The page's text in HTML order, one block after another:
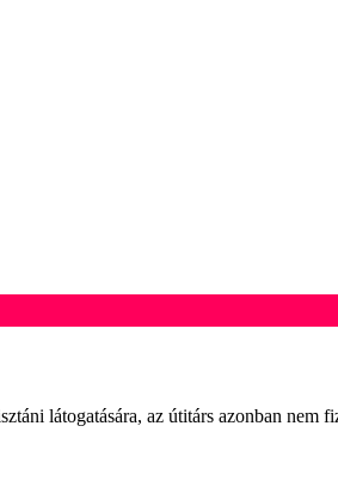
látogatására, az útitárs azonban